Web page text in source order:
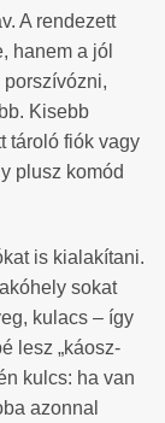
A rendezett
hanem a jól
porszívózni,
Kisebb
tároló fiók vagy
plusz komód
is kialakítani.
sokat
kulacs – így
lesz „káosz-
kulcs: ha van
azonnal